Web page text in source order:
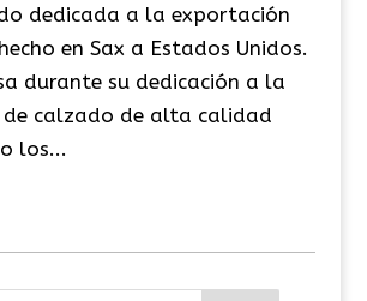
dedicada a la exportación
en Sax a Estados Unidos.
durante su dedicación a la
calzado de alta calidad
los...